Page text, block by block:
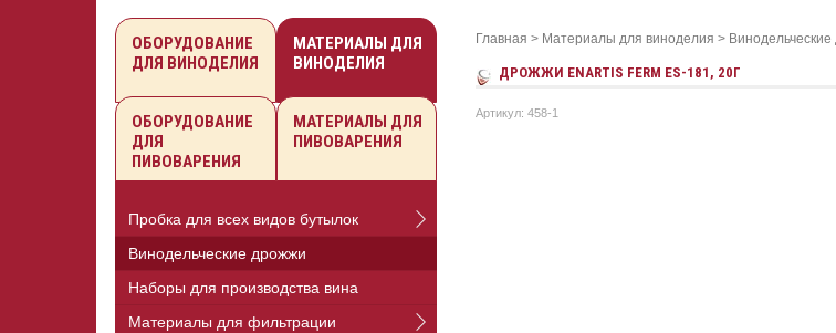
Главная > Материалы для виноделия >
ДРОЖЖИ ENARTIS FERM ES-181, 20Г
Артикул: 458-1
ОБОРУДОВАНИЕ
ДЛЯ ВИНОДЕЛИЯ
МАТЕРИАЛЫ ДЛЯ
ВИНОДЕЛИЯ
ОБОРУДОВАНИЕ
ДЛЯ
ПИВОВАРЕНИЯ
МАТЕРИАЛЫ ДЛЯ
ПИВОВАРЕНИЯ
Пробка для всех видов бутылок
Винодельческие дрожжи
Наборы для производства вина
Материалы для фильтрации